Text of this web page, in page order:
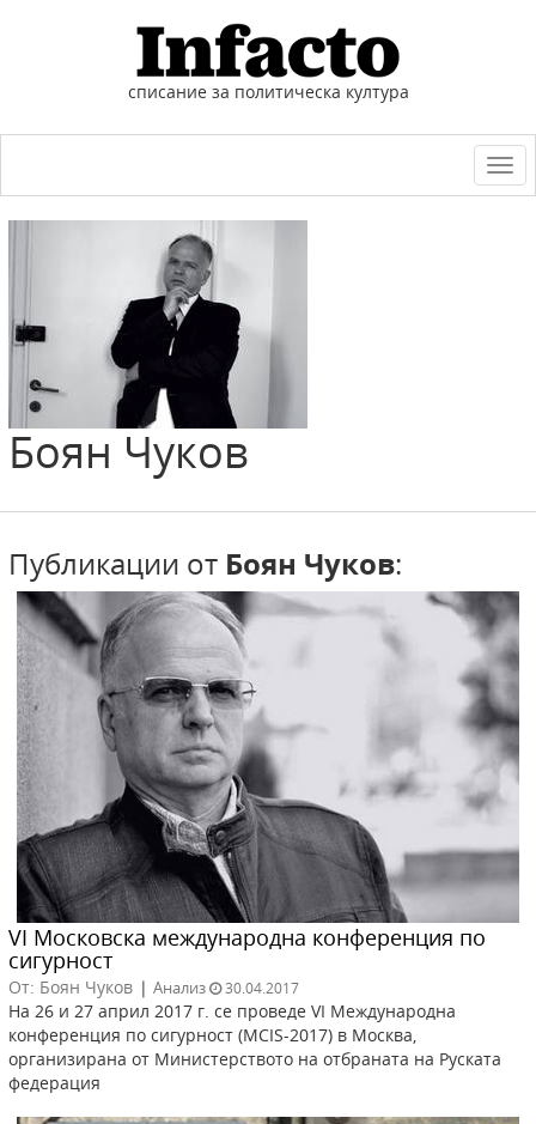
списание за политическа култура
Боян Чуков
Публикации от Боян Чуков:
VI Московска международна конференция по
сигурност
От: Боян Чуков | Анализ 30.04.2017
На 26 и 27 април 2017 г. се проведе VI Международна
конференция по сигурност (MCIS-2017) в Москва,
организирана от Министерството на отбраната на Руската
федерация